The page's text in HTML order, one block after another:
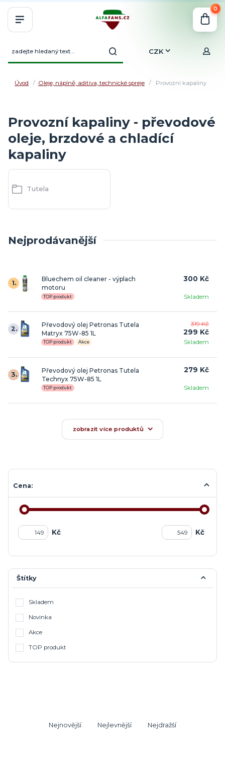
CZK
0
Úvod Oleje, náplně, aditiva, technické spreje Provozní kapaliny
Provozní kapaliny - převodové
oleje, brzdové a chladící
kapaliny
Tutela
Nejprodávanější
1.
Bluechem oil cleaner - výplach
motoru
Skladem
TOP produkt
300 Kč
2.
Převodový olej Petronas Tutela
Matryx 75W-85 1L
Skladem
TOP produkt Akce
319 Kč
299 Kč
3.
Převodový olej Petronas Tutela
Technyx 75W-85 1L
Skladem
TOP produkt
279 Kč
zobrazit více produktů
Cena:
Kč Kč
Štítky
Skladem
Novinka
Akce
TOP produkt
Nejnovější Nejlevnější Nejdražší